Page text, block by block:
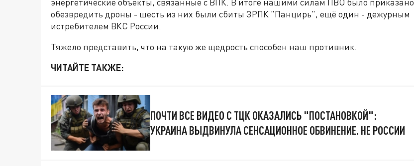
обезвредить дроны - шесть из них были сбиты ЗРПК "Панцирь", ещё один - дежурным
истребителем ВКС России.
Тяжело представить, что на такую же щедрость способен наш противник.
ЧИТАЙТЕ ТАКЖЕ:
ПОЧТИ ВСЕ ВИДЕО С ТЦК ОКАЗАЛИСЬ "ПОСТАНОВКОЙ":
УКРАИНА ВЫДВИНУЛА СЕНСАЦИОННОЕ ОБВИНЕНИЕ. НЕ РОССИИ